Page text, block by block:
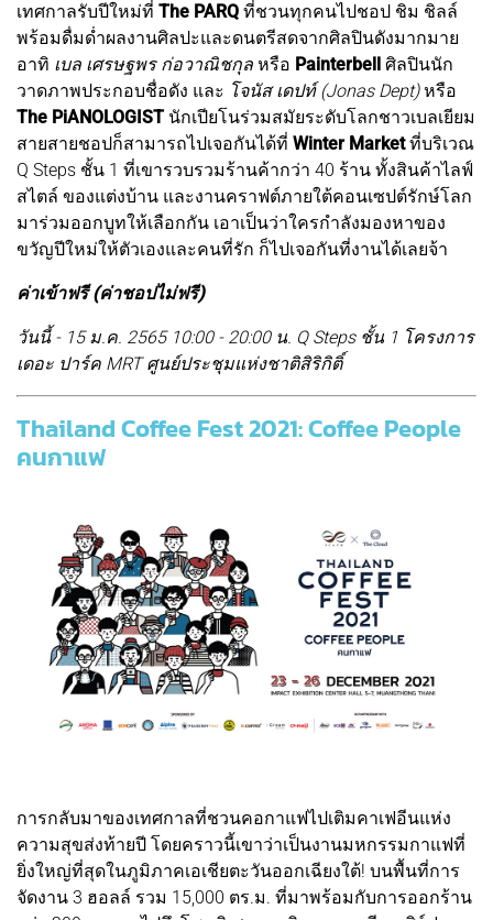
เทศกาลรับปีใหม่ที่ The PARQ ที่ชวนทุกคนไปชอป ชิม ชิลล์
พร้อมดื่มด่ำผลงานศิลปะและดนตรีสดจากศิลปินดังมากมาย
อาทิ เบล เศรษฐพร ก่อวาณิชกุล หรือ Painterbell ศิลปินนัก
วาดภาพประกอบชื่อดัง และ โจนัส เดปท์ (Jonas Dept)หรือ
The PiANOLOGIST นักเปียโนร่วมสมัยระดับโลกชาวเบลเยียม
สายสายชอปก็สามารถไปเจอกันได้ที่ Winter Marketที่บริเวณ
Q Steps ชั้น 1 ที่เขารวบรวมร้านค้ากว่า 40 ร้าน ทั้งสินค้าไลฟ์
สไตล์ ของแต่งบ้าน และงานคราฟต์ภายใต้คอนเซปต์รักษ์โลก
มาร่วมออกบูทให้เลือกกัน เอาเป็นว่าใครกำลังมองหาของ
ขวัญปีใหม่ให้ตัวเองและคนที่รัก ก็ไปเจอกันที่งานได้เลยจ้า
ค่าเข้าฟรี (ค่าชอปไม่ฟรี)
วันนี้ - 15 ม.ค. 2565 10:00 - 20:00 น. Q Steps ชั้น 1 โครงการ
เดอะ ปาร์ค MRT ศูนย์ประชุมแห่งชาติสิริกิติ์
Thailand Coffee Fest 2021: Coffee People
คนกาแฟ
การกลับมาของเทศกาลที่ชวนคอกาแฟไปเติมคาเฟอีนแห่ง
ความสุขส่งท้ายปี โดยคราวนี้เขาว่าเป็นงานมหกรรมกาแฟที่
ยิ่งใหญ่ที่สุดในภูมิภาคเอเชียตะวันออกเฉียงใต้! บนพื้นที่การ
จัดงาน 3 ฮอลล์ รวม 15,000 ตร.ม. ที่มาพร้อมกับการออกร้าน